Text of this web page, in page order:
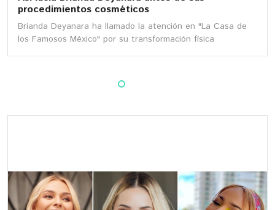
procedimientos cosméticos
Brianda Deyanara ha llamado la atención en "La Casa de
los Famosos México" por su transformación física